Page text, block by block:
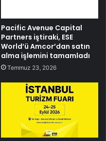
Pacific Avenue Capital
Partners iştiraki, ESE
World’ü Amcor’dan satın
alma işlemini tamamladı
Temmuz 23, 2026